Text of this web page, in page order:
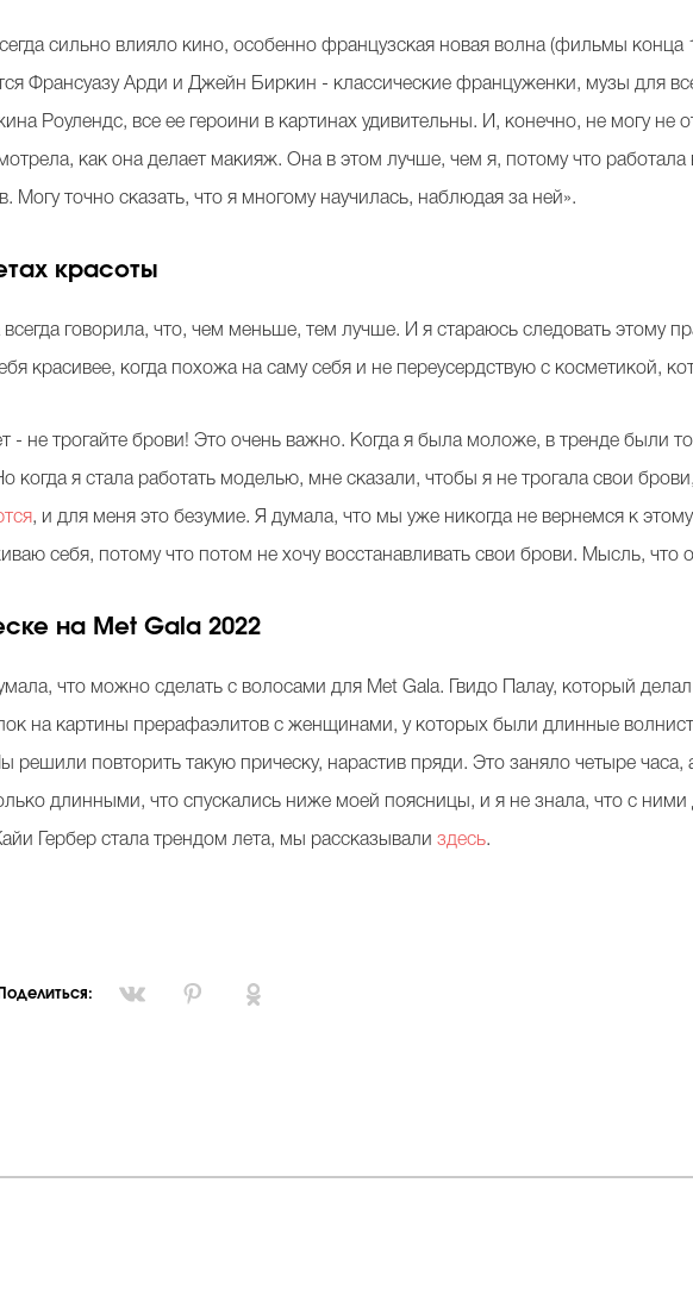
сильно влияло кино, особенно французская новая волна (фильмы
Франсуазу Арди и Джейн Биркин - классические француженки, музы для
Роулендс, все ее героини в картинах удивительны. И, конечно, не могу
как она делает макияж. Она в этом лучше, чем я, потому что
Могу точно сказать, что я многому научилась, наблюдая за ней».
красоты
говорила, что, чем меньше, тем лучше. И я стараюсь следовать этому
красивее, когда похожа на саму себя и не переусердствую с косметикой,
- не трогайте брови! Это очень важно. Когда я была моложе, в тренде были
когда я стала работать моделью, мне сказали, чтобы я не трогала свои
, и для меня это безумие. Я думала, что мы уже никогда не вернемся к
себя, потому что потом не хочу восстанавливать свои брови. Мысль, что
на Met Gala 2022
что можно сделать с волосами для Met Gala. Гвидо Палау, который
на картины прерафаэлитов с женщинами, у которых были длинные
решили повторить такую прическу, нарастив пряди. Это заняло четыре
длинными, что спускались ниже моей поясницы, и я не знала, что с
Гербер стала трендом лета, мы рассказывализдесь.
Поделиться: